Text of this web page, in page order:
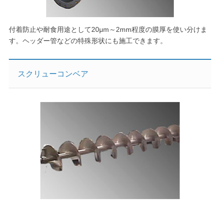
付着防止や耐食用途として20μm～2mm程度の膜厚を使い分けま
す。ヘッダー管などの特殊形状にも施工できます。
スクリューコンベア